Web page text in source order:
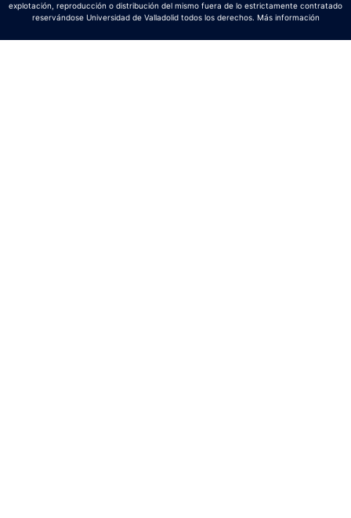
explotación, reproducción o distribución del mismo fuera de lo estrictamente contratado
reservándose Universidad de Valladolid todos los derechos. Más información